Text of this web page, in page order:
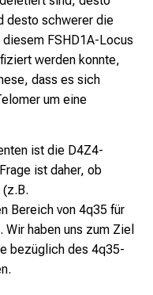
desto schwerer die
FSHD1A-Locus
werden konnte,
dass es sich
um eine
ist die D4Z4-
ist daher, ob
Bereich von 4q35 für
haben uns zum Ziel
bezüglich des 4q35-